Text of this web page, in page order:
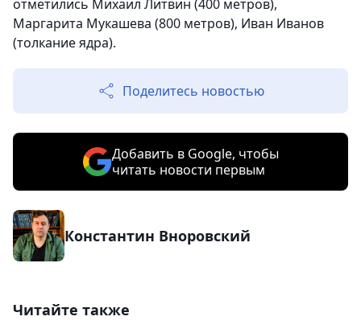
отметились Михаил Литвин (400 метров),
Маргарита Мукашева (800 метров), Иван Иванов
(толкание ядра).
Поделитесь новостью
Добавить в Google, чтобы
читать новости первым
Константин Вноровский
Читайте также